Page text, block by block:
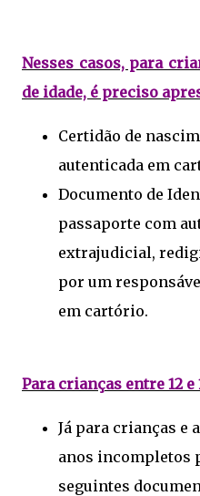
Nesses casos, para
de idade, é preciso
Certidão de
autenticada em
Documento de
passaporte com
extrajudicial,
por um
em cartório.
Para crianças entre 12 e
Já para crianças e
anos incompletos
seguintes